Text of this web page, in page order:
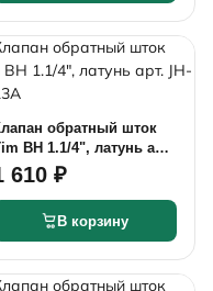
обратный шток
ВН 1.1/4", латунь арт.
1013A
610 ₽
В корзину